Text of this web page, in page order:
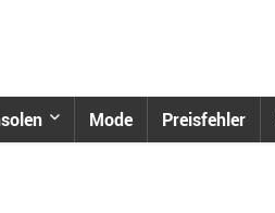
Mode Preisfehler